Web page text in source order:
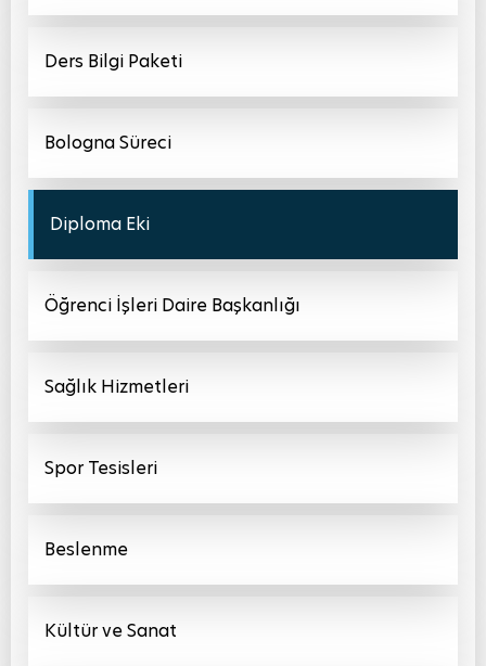
Ders Bilgi Paketi
Bologna Süreci
Diploma Eki
Öğrenci İşleri Daire Başkanlığı
Sağlık Hizmetleri
Spor Tesisleri
Beslenme
Kültür ve Sanat